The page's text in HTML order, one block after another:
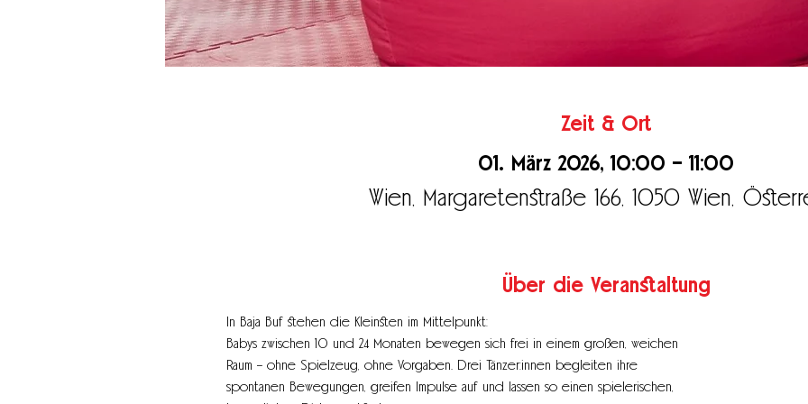
Zeit & Ort
01. März 2026, 10:00 – 11:00
Wien, Margaretenstraße 166, 1050 Wien,
Über die Veranstaltung
In Baja Buf stehen die Kleinsten im Mittelpunkt:
Babys zwischen 10 und 24 Monaten bewegen sich frei in einem großen, weichen
Raum – ohne Spielzeug, ohne Vorgaben. Drei Tänzer:innen begleiten ihre
spontanen Bewegungen, greifen Impulse auf und lassen so einen spielerischen,